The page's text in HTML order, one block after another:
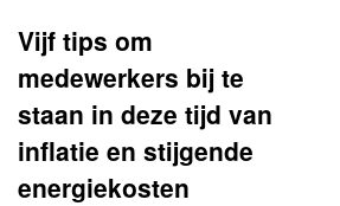
Vijf tips om
medewerkers bij te
staan in deze tijd van
inflatie en stijgende
energiekosten